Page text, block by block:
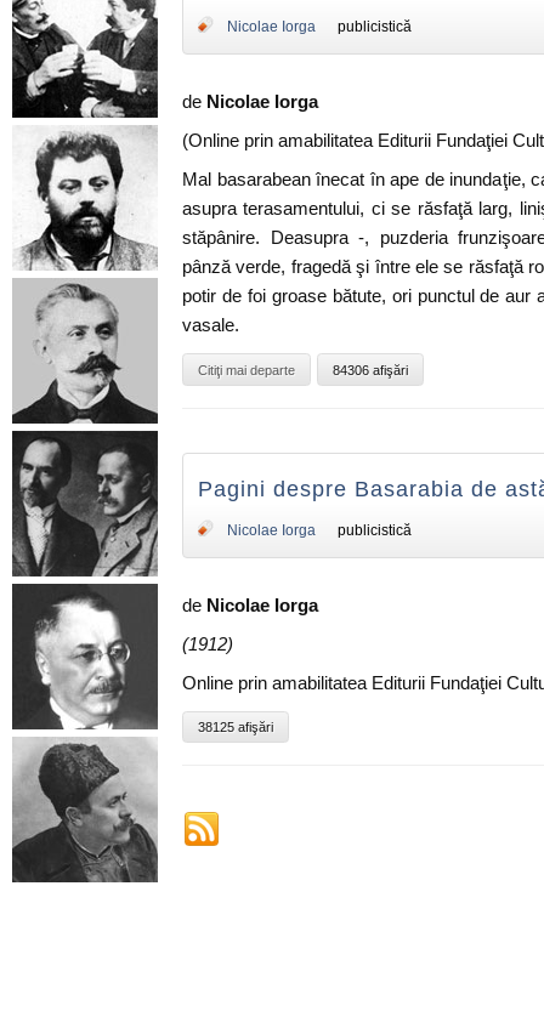
Nicolae Iorga publicistică
de Nicolae Iorga
(Online prin amabilitatea Editurii Fundaţiei
Mal basarabean înecat în ape de inundaţie,
asupra terasamentului, ci se răsfaţă larg,
stăpânire. Deasupra -, puzderia
pânză verde, fragedă şi între ele se răsfaţă
potir de foi groase bătute, ori punctul de aur
vasale.
Citiţi mai departe 84306 afişări
Pagini despre Basarabia de
Nicolae Iorga publicistică
de Nicolae Iorga
(1912)
Online prin amabilitatea Editurii Fundaţiei
38125 afişări